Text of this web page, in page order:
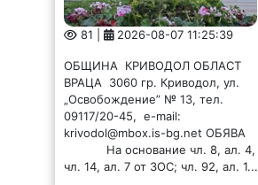
81 | 2026-08-07 11:25:39
ОБЩИНА КРИВОДОЛ ОБЛАСТ
ВРАЦА 3060 гр. Криводол, ул.
„Освобождение” № 13, тел.
09117/20-45, e-mail:
krivodol@mbox.is-bg.net ОБЯВА
На основание чл. 8, ал. 4,
чл. 14, ал. 7 от ЗОС; чл. 92, ал. 1...